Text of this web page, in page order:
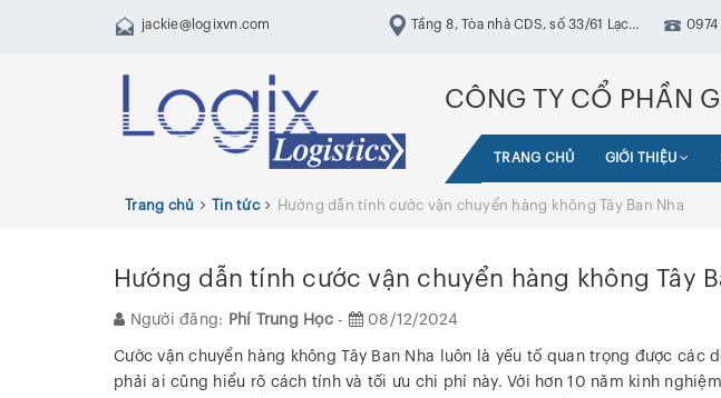
jackie@logixvn.com
Tầng 8, Tòa nhà CDS, số 33/61 Lạc
0974
CÔNG TY CỔ PHẦN
TRANG CHỦ GIỚI THIỆU
Trang chủ Tin tức Hướng dẫn tính cước vận chuyển hàng không Tây Ban Nha
Hướng dẫn tính cước vận chuyển hàng không Tây
Người đăng: Phí Trung Học- 08/12/2024
Cước vận chuyển hàng không Tây Ban Nha luôn là yếu tố quan trọng được
phải ai cũng hiểu rõ cách tính và tối ưu chi phí này. Với hơn 10 năm kinh